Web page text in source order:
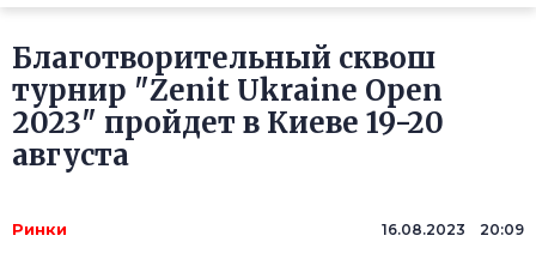
Благотворительный сквош
турнир "Zenit Ukraine Open
2023" пройдет в Киеве 19-20
августа
Ринки 16.08.2023 20:09